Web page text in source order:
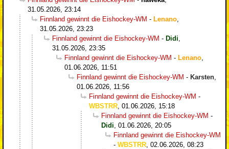
31.05.2026, 23:14
Finnland gewinnt die Eishockey-WM - Lenano
31.05.2026, 23:23
Finnland gewinnt die Eishockey-WM - Didi
31.05.2026, 23:35
Finnland gewinnt die Eishockey-WM - Lenano
01.06.2026, 11:51
Finnland gewinnt die Eishockey-WM - Karsten
01.06.2026, 11:56
Finnland gewinnt die Eishockey-WM -
WBSTRR 01.06.2026, 15:18
Finnland gewinnt die Eishockey-WM -
Didi 01.06.2026, 20:05
Finnland gewinnt die Eishockey-WM
- WBSTRR 02.06.2026, 08:23